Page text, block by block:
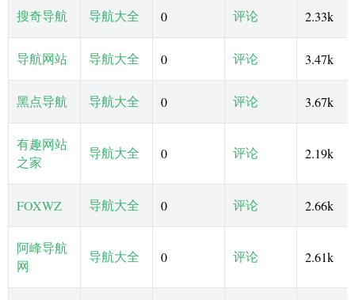
搜奇导航 导航大全 0 评论 2.33k
导航网站 导航大全 0 评论 3.47k
黑点导航 导航大全 0 评论 3.67k
有趣网站
之家
导航大全 0 评论 2.19k
FOXWZ 导航大全 0 评论 2.66k
阿峰导航
网
导航大全 0 评论 2.61k